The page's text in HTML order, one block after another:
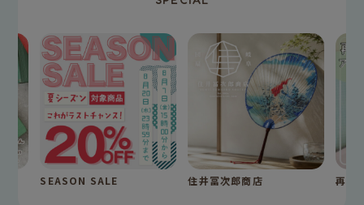
SEASON SALE 住井冨次郎商店 再入